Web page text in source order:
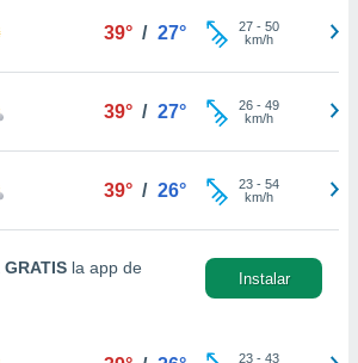
39° / 27° 27- 50
km/h
39° / 27° 26- 49
km/h
39° / 26° 23- 54
km/h
GRATIS la app de
Instalar
23- 43